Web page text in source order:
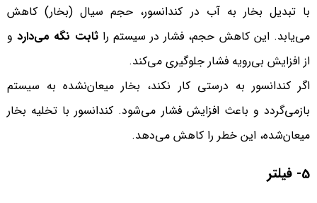
با تبدیل بخار به آب در کندانسور، حجم سیال (بخار) کاهش
می‌یابد. این کاهش حجم، فشار در سیستم راثابت نگه می‌داردو
از افزایش بی‌رویه فشار جلوگیری می‌کند.
اگر کندانسور به درستی کار نکند، بخار میعان‌نشده به سیستم
بازمی‌گردد و باعث افزایش فشار می‌شود. کندانسور با تخلیه بخار
میعان‌شده، این خطر را کاهش می‌دهد.
5- فیلتر